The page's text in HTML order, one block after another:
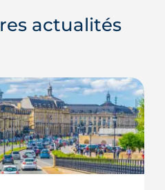
actualités